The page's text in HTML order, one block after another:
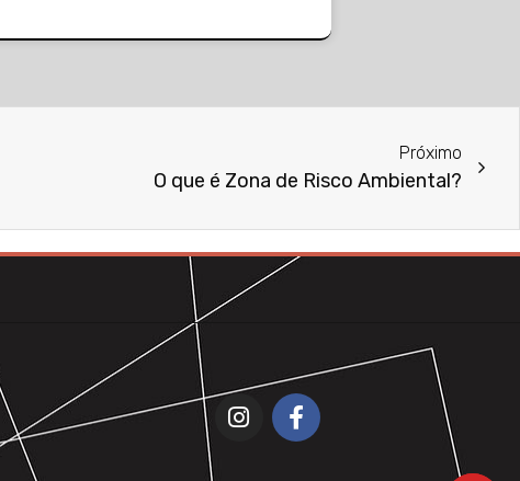
Próximo
O que é Zona de Risco Ambiental?